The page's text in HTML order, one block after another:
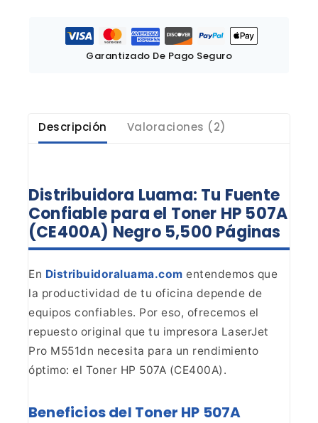
Garantizado De Pago Seguro
Descripción Valoraciones (2)
Distribuidora Luama: Tu Fuente
Confiable para el Toner HP 507A
(CE400A) Negro 5,500 Páginas
En Distribuidoraluama.com entendemos que
la productividad de tu oficina depende de
equipos confiables. Por eso, ofrecemos el
repuesto original que tu impresora LaserJet
Pro M551dn necesita para un rendimiento
óptimo: el Toner HP 507A (CE400A).
Beneficios del Toner HP 507A